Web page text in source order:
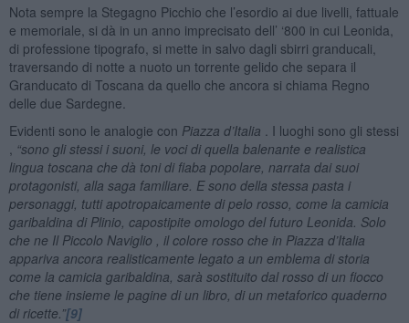
Nota sempre la Stegagno Picchio che l’esordio ai due livelli, fattuale
e memoriale, si dà in un anno imprecisato dell’ ‘800 in cui Leonida,
di professione tipografo, si mette in salvo dagli sbirri granducali,
traversando di notte a nuoto un torrente gelido che separa il
Granducato di Toscana da quello che ancora si chiama Regno
delle due Sardegne.
Evidenti sono le analogie con Piazza d’Italia
. I luoghi sono gli stessi
“sono gli stessi i suoni, le voci di quella balenante e realistica
lingua toscana che dà toni di fiaba popolare, narrata dai suoi
protagonisti, alla saga familiare. E sono della stessa pasta i
personaggi, tutti apotropaicamente di pelo rosso, come la camicia
garibaldina di Plinio, capostipite omologo del futuro Leonida. Solo
che ne Il Piccolo Naviglio , il colore rosso che in Piazza d’Italia
appariva ancora realisticamente legato a un emblema di storia
come la camicia garibaldina, sarà sostituito dal rosso di un fiocco
che tiene insieme le pagine di un libro, di un metaforico quaderno
di ricette.”[9]